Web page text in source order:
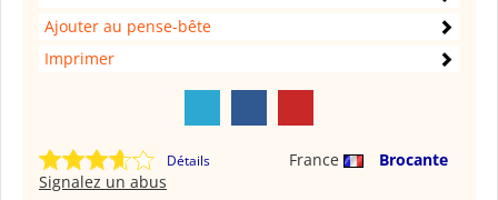
Ajouter au pense-bête
Imprimer
Détails France
Brocante
Signalez un abus